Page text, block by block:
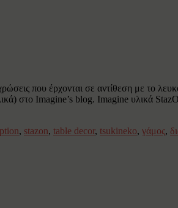
που έρχονται σε αντίθεση με το
στο Imagine’s blog. Imagine υλικά
, stazon, table decor, tsukineko, γάμος,